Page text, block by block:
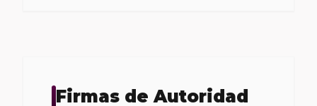
Firmas de Autoridad